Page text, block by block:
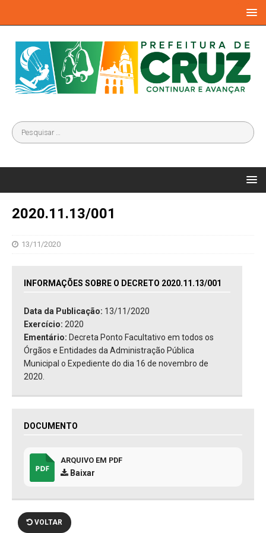
2020.11.13/001
13/11/2020
INFORMAÇÕES SOBRE O DECRETO 2020.11.13/001
Data da Publicação: 13/11/2020
Exercício: 2020
Ementário: Decreta Ponto Facultativo em todos os
Órgãos e Entidades da Administração Pública
Municipal o Expediente do dia 16 de novembro de
2020.
DOCUMENTO
ARQUIVO EM PDF
Baixar
VOLTAR